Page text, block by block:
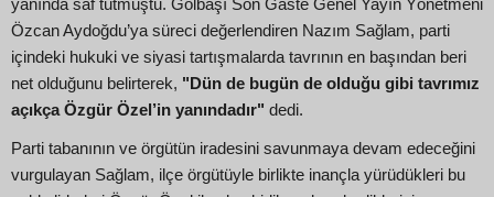
yanında saf tutmuştu. Gölbaşı Son Gaste Genel Yayın Yönetmeni
Özcan Aydoğdu’ya süreci değerlendiren Nazım Sağlam, parti
içindeki hukuki ve siyasi tartışmalarda tavrının en başından beri
net olduğunu belirterek, "Dün de bugün de olduğu gibi tavrımız
açıkça Özgür Özel’in yanındadır" dedi.
Parti tabanının ve örgütün iradesini savunmaya devam edeceğini
vurgulayan Sağlam, ilçe örgütüyle birlikte inançla yürüdükleri bu